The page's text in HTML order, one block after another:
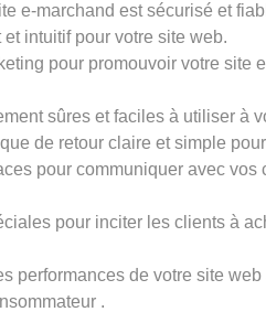
e-marchand est sécurisé et
intuitif pour votre site web.
pour promouvoir votre site
sûres et faciles à utiliser à
de retour claire et simple
pour communiquer avec vos
pour inciter les clients à
performances de votre site web
.